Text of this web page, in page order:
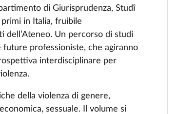
di Giurisprudenza, Studî
in Italia, fruibile
dell’Ateneo. Un percorso di studi
professioniste, che agiranno
interdisciplinare per
della violenza di genere,
sessuale. Il volume si